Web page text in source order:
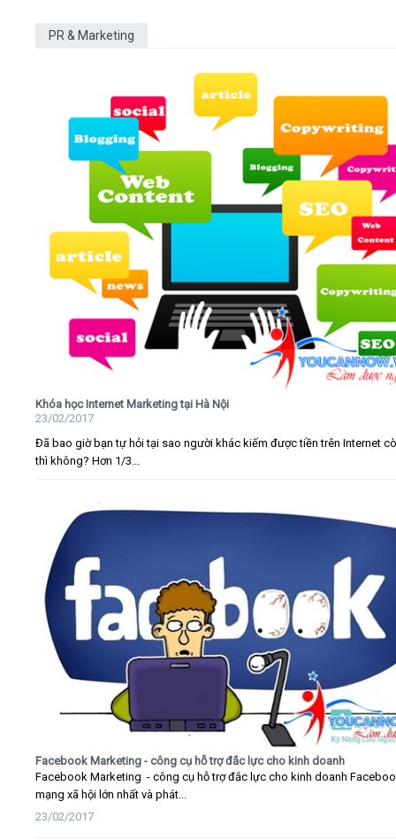
PR & Marketing
Khóa học Internet Marketing tại Hà Nội
23/02/2017
Đã bao giờ bạn tự hỏi tại sao người khác kiếm được tiền trên Internet
thì không? Hơn 1/3...
Facebook Marketing - công cụ hỗ trợ đắc lực cho kinh doanh
Facebook Marketing - công cụ hỗ trợ đắc lực cho kinh doanh
mạng xã hội lớn nhất và phát...
23/02/2017